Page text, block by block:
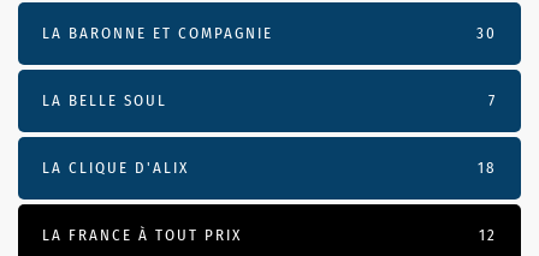
LA BARONNE ET COMPAGNIE 30
LA BELLE SOUL 7
LA CLIQUE D'ALIX 18
LA FRANCE À TOUT PRIX 12